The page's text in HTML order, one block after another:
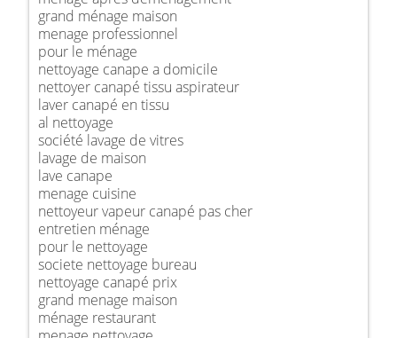
grand ménage maison
menage professionnel
pour le ménage
nettoyage canape a domicile
nettoyer canapé tissu aspirateur
laver canapé en tissu
al nettoyage
société lavage de vitres
lavage de maison
lave canape
menage cuisine
nettoyeur vapeur canapé pas cher
entretien ménage
pour le nettoyage
societe nettoyage bureau
nettoyage canapé prix
grand menage maison
ménage restaurant